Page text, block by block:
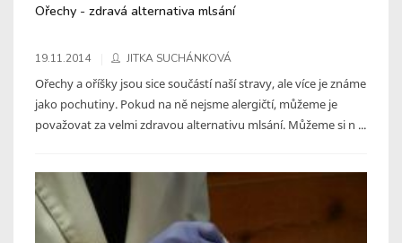
Ořechy - zdravá alternativa mlsání
19.11.2014 JITKA SUCHÁNKOVÁ
Ořechy a oříšky jsou sice součástí naší stravy, ale více je známe
jako pochutiny. Pokud na ně nejsme alergičtí, můžeme je
považovat za velmi zdravou alternativu mlsání. Můžeme si n ...